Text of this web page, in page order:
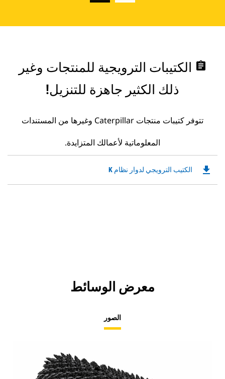
assignment الكتيبات الترويجية للمنتجات وغير
ذلك الكثير جاهزة للتنزيل!
تتوفر كتيبات منتجات Caterpillar وغيرها من المستندات
المعلوماتية لأعمالك المتزايدة.
الكتيب الترويجي لدوار نظام KDownloadable
file_download
معرض الوسائط
الصور